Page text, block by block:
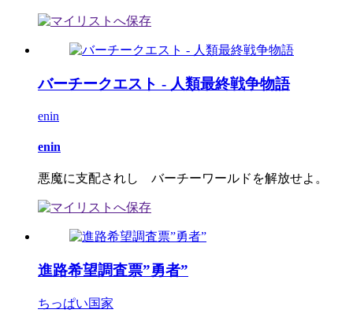
バーチークエスト - 人類最終戦争物語
enin
enin
悪魔に支配されし バーチーワールドを解放せよ。
進路希望調査票”勇者”
ちっぱい国家